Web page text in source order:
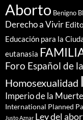
Aborto Benigno
Derecho a Vivir
Educación para la
eutanasia
Foro Español de
Homosexualidad
Imperio de la Muerte
International Planned
Justo Aznar Ley del